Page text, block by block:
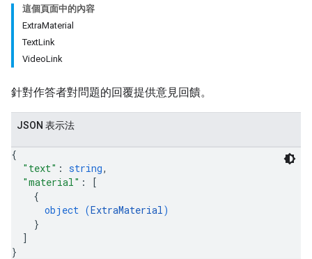
這個頁面中的內容
ExtraMaterial
TextLink
VideoLink
針對作答者對問題的回覆提供意見回饋。
JSON 表示法
{
"text" : string,
"material" :
[
{
object (ExtraMaterial)
}
]
}